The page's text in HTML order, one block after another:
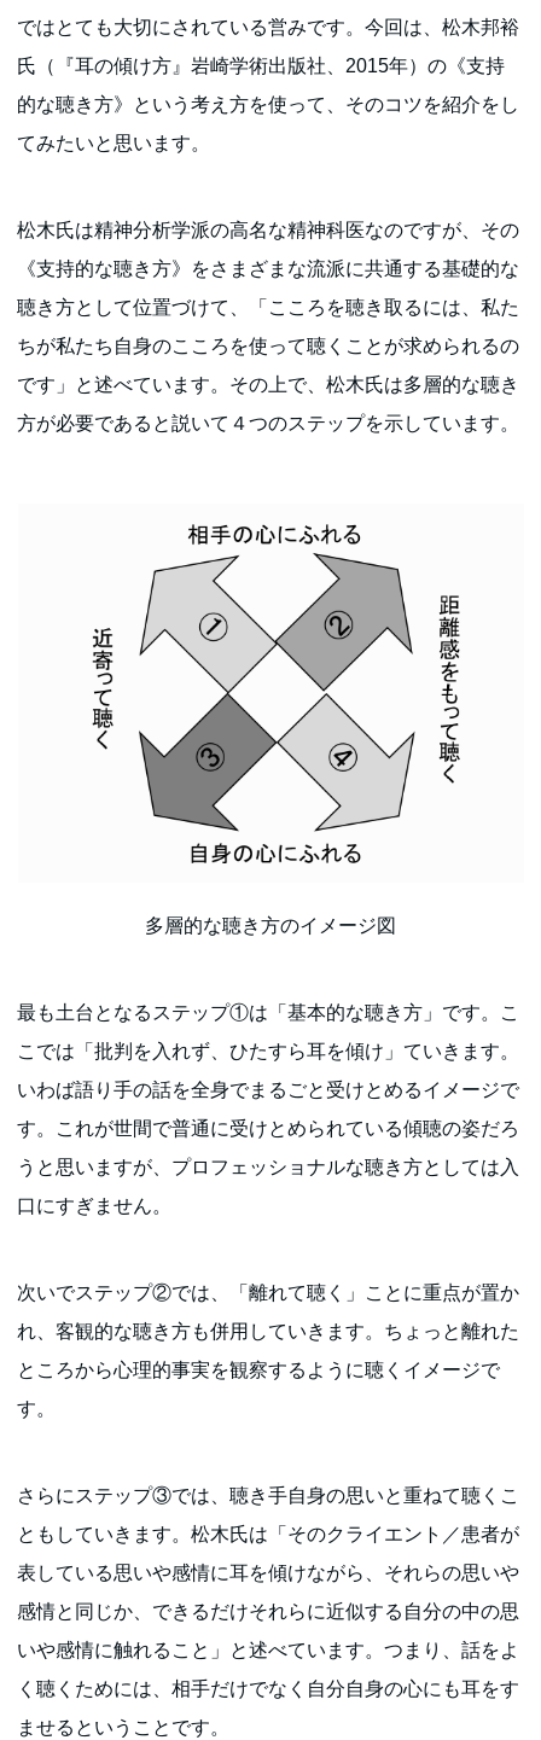
ではとても大切にされている営みです。今回は、松木邦裕
氏（『耳の傾け方』岩崎学術出版社、2015年）の《支持
的な聴き方》という考え方を使って、そのコツを紹介をし
てみたいと思います。
松木氏は精神分析学派の高名な精神科医なのですが、その
《支持的な聴き方》をさまざまな流派に共通する基礎的な
聴き方として位置づけて、「こころを聴き取るには、私た
ちが私たち自身のこころを使って聴くことが求められるの
です」と述べています。その上で、松木氏は多層的な聴き
方が必要であると説いて４つのステップを示しています。
多層的な聴き方のイメージ図
最も土台となるステップ①は「基本的な聴き方」です。こ
こでは「批判を入れず、ひたすら耳を傾け」ていきます。
いわば語り手の話を全身でまるごと受けとめるイメージで
す。これが世間で普通に受けとめられている傾聴の姿だろ
うと思いますが、プロフェッショナルな聴き方としては入
口にすぎません。
次いでステップ②では、「離れて聴く」ことに重点が置か
れ、客観的な聴き方も併用していきます。ちょっと離れた
ところから心理的事実を観察するように聴くイメージで
す。
さらにステップ③では、聴き手自身の思いと重ねて聴くこ
ともしていきます。松木氏は「そのクライエント／患者が
表している思いや感情に耳を傾けながら、それらの思いや
感情と同じか、できるだけそれらに近似する自分の中の思
いや感情に触れること」と述べています。つまり、話をよ
く聴くためには、相手だけでなく自分自身の心にも耳をす
ませるということです。